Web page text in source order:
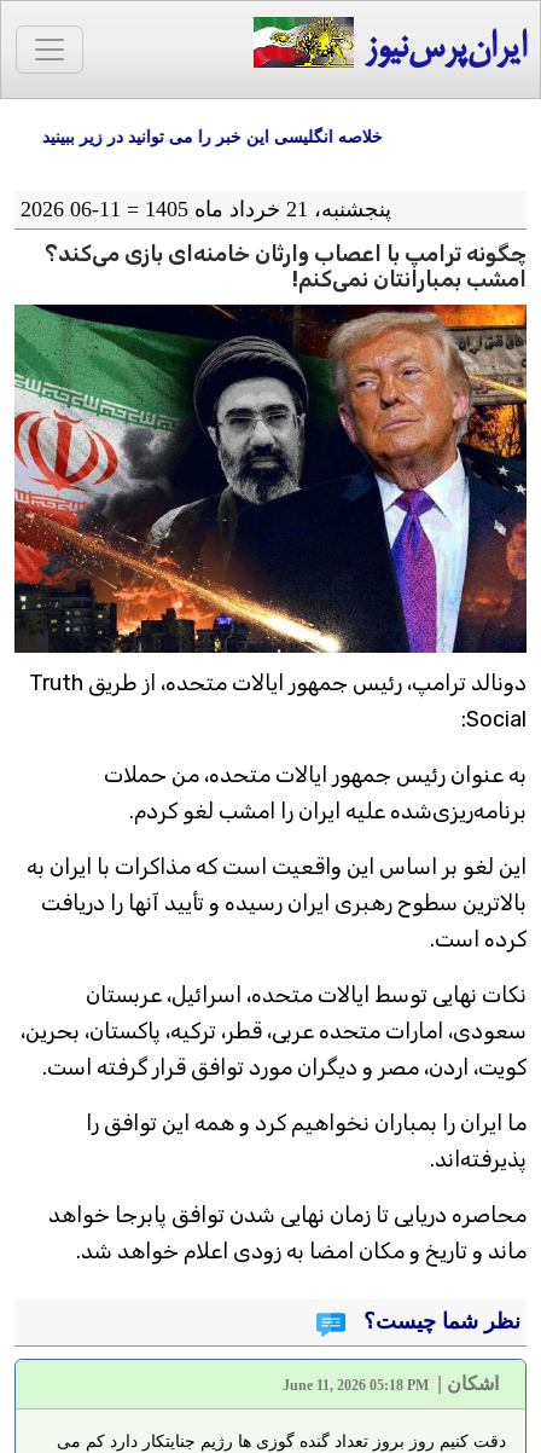
ایران‌پرس‌نیوز
خلاصه انگلیسی این خبر را می توانید در زیر ببینید
پنجشنبه، 21 خرداد ماه 1405 = 11-06 2026
چگونه ترامپ با اعصاب وارثان خامنه‌ای بازی می‌کند؟
امشب بمبارانتان نمی‌کنم!
دونالد ترامپ، رئیس جمهور ایالات متحده، از طریق Truth
Social:
به عنوان رئیس جمهور ایالات متحده، من حملات
برنامه‌ریزی‌شده علیه ایران را امشب لغو کردم.
این لغو بر اساس این واقعیت است که مذاکرات با ایران به
بالاترین سطوح رهبری ایران رسیده و تأیید آنها را دریافت
کرده است.
نکات نهایی توسط ایالات متحده، اسرائیل، عربستان
سعودی، امارات متحده عربی، قطر، ترکیه، پاکستان، بحرین،
کویت، اردن، مصر و دیگران مورد توافق قرار گرفته است.
ما ایران را بمباران نخواهیم کرد و همه این توافق را
پذیرفته‌اند.
محاصره دریایی تا زمان نهایی شدن توافق پابرجا خواهد
ماند و تاریخ و مکان امضا به زودی اعلام خواهد شد.
نظر شما چیست؟
اشکان June 11, 2026 05:18 PM
دقت کنیم روز بروز تعداد گنده گوزی ها رژیم جنایتکار دارد کم می